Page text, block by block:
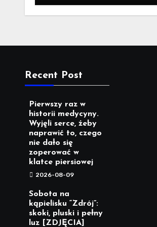
nie dało się zoperować w
Recent Post
Pierwszy raz w
historii medycyny.
Wyjęli serce, żeby
naprawić to, czego
nie dało się
zoperować w
klatce piersiowej
2026-08-09
Sobota na
kąpielisku “Zdrój”:
skoki, pluski i pełny
luz [ZDJĘCIA]